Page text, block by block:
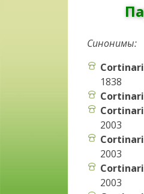
Синонимы:
1838
2003
2003
2003